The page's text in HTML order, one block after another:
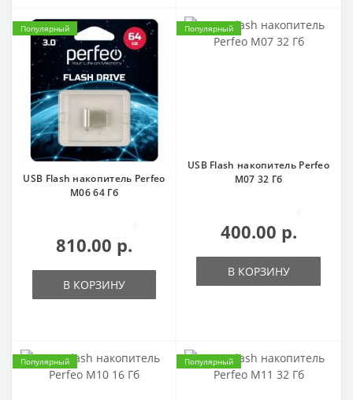
Популярный
USB Flash накопитель Perfeo
M06 64 Гб
810.00 р.
В КОРЗИНУ
Популярный
USB Flash накопитель Perfeo
M07 32 Гб
400.00 р.
В КОРЗИНУ
Популярный Популярный